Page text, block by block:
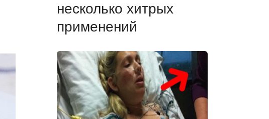
несколько хитрых
применений